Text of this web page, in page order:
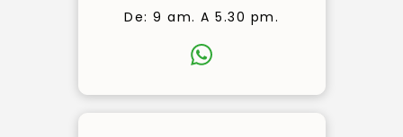
De: 9 am. A 5.30 pm.